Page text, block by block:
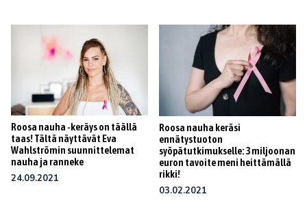
Roosa nauha -keräys on täällä
taas! Tältä näyttävät Eva
Wahlströmin suunnittelemat
nauha ja ranneke
24.09.2021
Roosa nauha keräsi
ennätystuoton
syöpätutkimukselle: 3 miljoonan
euron tavoite meni heittämällä
rikki!
03.02.2021